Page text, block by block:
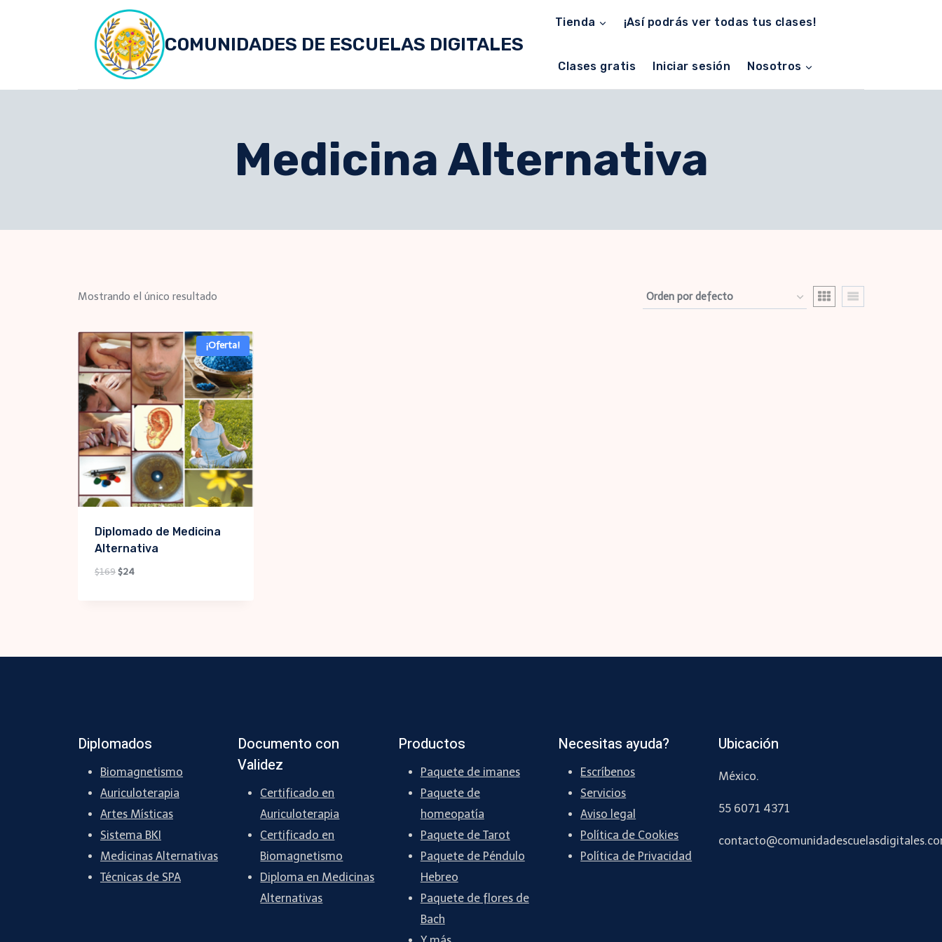
COMUNIDADES DE ESCUELAS DIGITALES
Tienda ¡Así podrás ver todas tus clases!
Clases gratis Iniciar sesión Nosotros
Medicina Alternativa
Mostrando el único resultado
¡Oferta!
Diplomado de Medicina
Alternativa
$169Original
$24Current
Diplomados
Biomagnetismo
Auriculoterapia
Artes Místicas
Sistema BKI
Medicinas Alternativas
Técnicas de SPA
Documento con
Validez
Certificado en
Auriculoterapia
Certificado en
Biomagnetismo
Diploma en Medicinas
Alternativas
Productos
Paquete de imanes
Paquete de
homeopatía
Paquete de Tarot
Paquete de Péndulo
Hebreo
Paquete de flores de
Bach
Necesitas ayuda?
Escríbenos
Servicios
Aviso legal
Política de Cookies
Política de Privacidad
Ubicación
México.
55 6071 4371
contacto